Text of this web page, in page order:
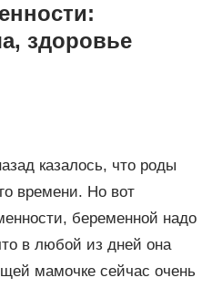
здоровье
казалось, что роды
времени. Но вот
беременной надо
в любой из дней она
мамочке сейчас очень